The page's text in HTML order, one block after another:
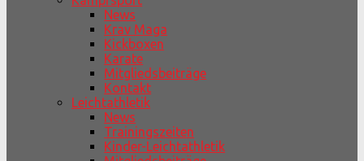
News
Krav Maga
Kickboxen
Karate
Mitgliedsbeiträge
Kontakt
Leichtathletik
News
Trainingszeiten
Kinder-Leichtathletik